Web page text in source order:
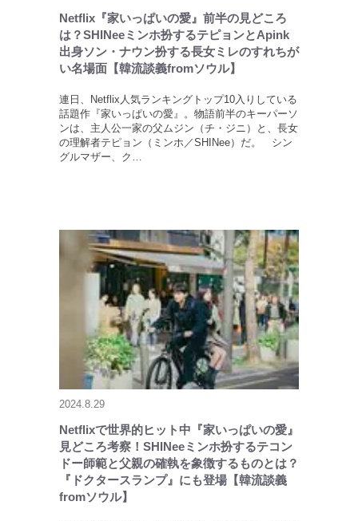
Netflix『家いっぱいの愛』前半の見どころ
は？SHINeeミンホ扮するテピョンとApink
出身ソン・ナウン扮する長女ミレのすれちが
い名場面【韓流談義fromソウル】
連日、Netflix人気ランキングトップ10入りしている
話題作『家いっぱいの愛』。物語前半のキーパーソ
ンは、主人公一家の父ムジン（チ・ジニ）と、長女
の理解者テピョン（ミンホ／SHINee）だ。 シン
グルマザー、ク…
2024.8.29
Netflixで世界的ヒット中『家いっぱいの愛』
見どころ考察！SHINeeミンホ扮するテコン
ドー師範と父親の確執を象徴するものとは？
『ドクタースランプ』にも登場【韓流談義
fromソウル】